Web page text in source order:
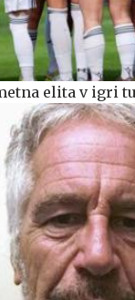
elita v igri